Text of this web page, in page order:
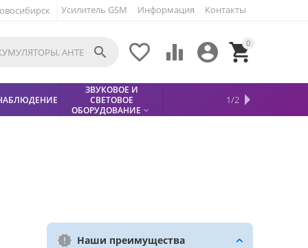
Усилитель GSM Информация Контакты
0


 

ЗВУКОВОЕ И
СВЕТОВОЕ
ОБОРУДОВАНИЕ 
МЕТАЛЛОДЕТЕКТОР
СФИНКС (SPHINX)
БЕЗОПАСНОСТЬ 
КИСЛОТНЫЕ
АККУМУЛЯТОРЫ 
1/2
Наши преимущества